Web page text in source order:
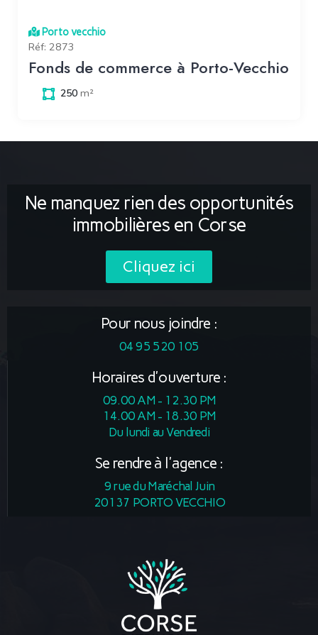
Porto vecchio
Réf: 2873
Fonds de commerce à Porto-Vecchio
250 m²
Ne manquez rien des opportunités
immobilières en Corse
Cliquez ici
Pour nous joindre :
04 95 520 105
Horaires d'ouverture :
09.00 AM - 12.30 PM
14.00 AM - 18.30 PM
Du lundi au Vendredi
Se rendre à l'agence :
9 rue du Maréchal Juin
20137 PORTO VECCHIO